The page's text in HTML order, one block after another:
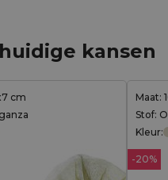
kansen
cm
Maat:
Stof:
Kleur:
-20%